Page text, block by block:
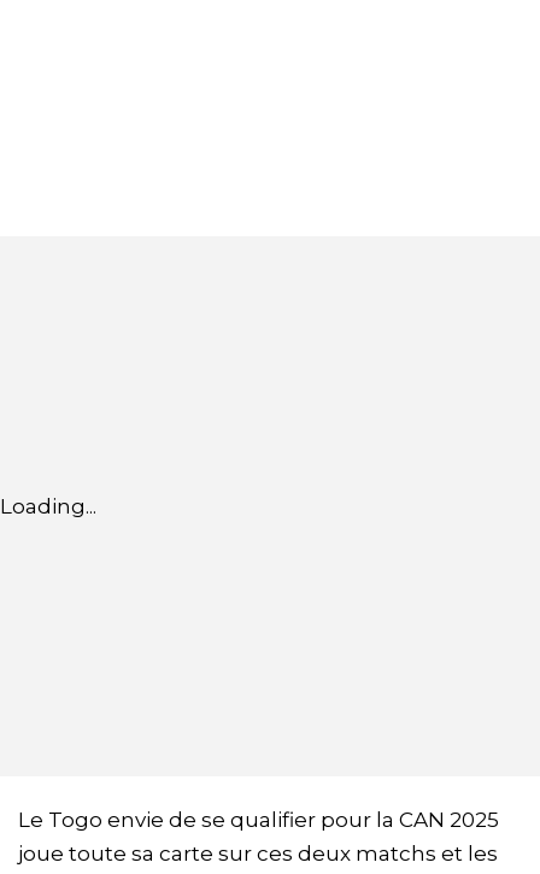
Loading...
Le Togo envie de se qualifier pour la CAN 2025
joue toute sa carte sur ces deux matchs et les